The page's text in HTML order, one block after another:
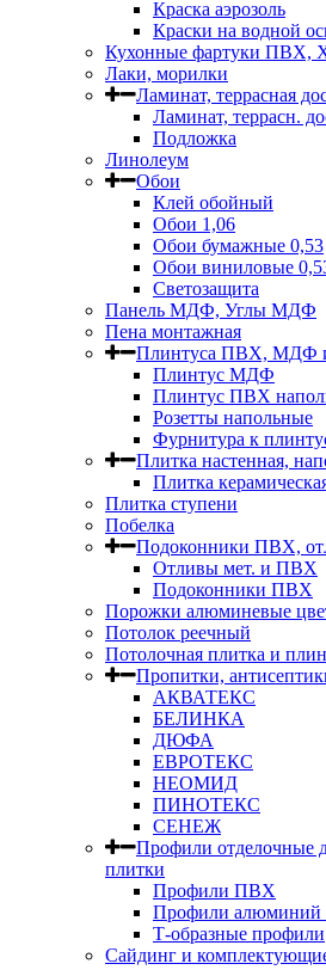
Краска аэрозоль
Краски на водной
Кухонные фартуки ПВХ,
Лаки, морилки
Ламинат, террасная
Ламинат, террасн.
Подложка
Линолеум
Обои
Клей обойный
Обои 1,06
Обои бумажные 0,53
Обои виниловые
Светозащита
Панель МДФ, Углы МДФ
Пена монтажная
Плинтуса ПВХ, МДФ
Плинтус МДФ
Плинтус ПВХ
Розетты напольные
Фурнитура к
Плитка настенная,
Плитка
Плитка ступени
Побелка
Подоконники ПВХ,
Отливы мет. и ПВХ
Подоконники ПВХ
Порожки алюминевые
Потолок реечный
Потолочная плитка и
Пропитки,
АКВАТЕКС
БЕЛИНКА
ДЮФА
ЕВРОТЕКС
НЕОМИД
ПИНОТЕКС
СЕНЕЖ
Профили отделочные
плитки
Профили ПВХ
Профили алюминий
Т-образные профили
Сайдинг и